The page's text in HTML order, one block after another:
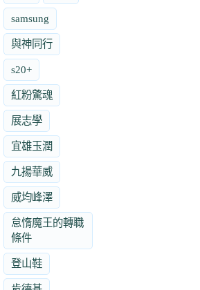
samsung
與神同行
s20+
紅粉驚魂
展志學
宜雄玉潤
九揚華威
威均峰澤
怠惰魔王的轉職
條件
登山鞋